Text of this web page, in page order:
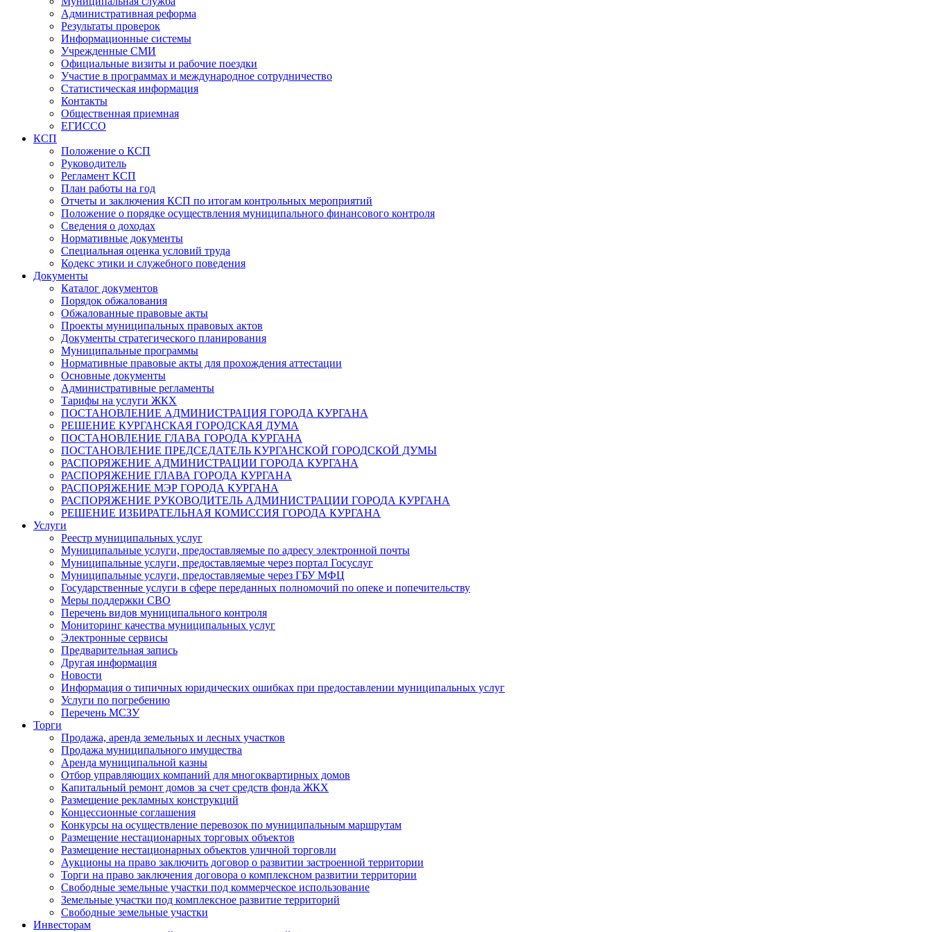
Административная реформа
Результаты проверок
Информационные системы
Учрежденные СМИ
Официальные визиты и рабочие поездки
Участие в программах и международное сотрудничество
Статистическая информация
Контакты
Общественная приемная
ЕГИССО
КСП
Положение о КСП
Руководитель
Регламент КСП
План работы на год
Отчеты и заключения КСП по итогам контрольных мероприятий
Положение о порядке осуществления муниципального финансового контроля
Сведения о доходах
Нормативные документы
Специальная оценка условий труда
Кодекс этики и служебного поведения
Документы
Каталог документов
Порядок обжалования
Обжалованные правовые акты
Проекты муниципальных правовых актов
Документы стратегического планирования
Муниципальные программы
Нормативные правовые акты для прохождения аттестации
Основные документы
Административные регламенты
Тарифы на услуги ЖКХ
ПОСТАНОВЛЕНИЕ АДМИНИСТРАЦИЯ ГОРОДА КУРГАНА
РЕШЕНИЕ КУРГАНСКАЯ ГОРОДСКАЯ ДУМА
ПОСТАНОВЛЕНИЕ ГЛАВА ГОРОДА КУРГАНА
ПОСТАНОВЛЕНИЕ ПРЕДСЕДАТЕЛЬ КУРГАНСКОЙ ГОРОДСКОЙ ДУМЫ
РАСПОРЯЖЕНИЕ АДМИНИСТРАЦИИ ГОРОДА КУРГАНА
РАСПОРЯЖЕНИЕ ГЛАВА ГОРОДА КУРГАНА
РАСПОРЯЖЕНИЕ МЭР ГОРОДА КУРГАНА
РАСПОРЯЖЕНИЕ РУКОВОДИТЕЛЬ АДМИНИСТРАЦИИ ГОРОДА КУРГАНА
РЕШЕНИЕ ИЗБИРАТЕЛЬНАЯ КОМИССИЯ ГОРОДА КУРГАНА
Услуги
Реестр муниципальных услуг
Муниципальные услуги, предоставляемые по адресу электронной почты
Муниципальные услуги, предоставляемые через портал Госуслуг
Муниципальные услуги, предоставляемые через ГБУ МФЦ
Государственные услуги в сфере переданных полномочий по опеке и попечительству
Меры поддержки СВО
Перечень видов муниципального контроля
Мониторинг качества муниципальных услуг
Электронные сервисы
Предварительная запись
Другая информация
Новости
Информация о типичных юридических ошибках при предоставлении муниципальных услуг
Услуги по погребению
Перечень МСЗУ
Торги
Продажа, аренда земельных и лесных участков
Продажа муниципального имущества
Аренда муниципальной казны
Отбор управляющих компаний для многоквартирных домов
Капитальный ремонт домов за счет средств фонда ЖКХ
Размещение рекламных конструкций
Концессионные соглашения
Конкурсы на осуществление перевозок по муниципальным маршрутам
Размещение нестационарных торговых объектов
Размещение нестационарных объектов уличной торговли
Аукционы на право заключить договор о развитии застроенной территории
Торги на право заключения договора о комплексном развитии территории
Свободные земельные участки под коммерческое использование
Земельные участки под комплексное развитие территорий
Свободные земельные участки
Инвесторам